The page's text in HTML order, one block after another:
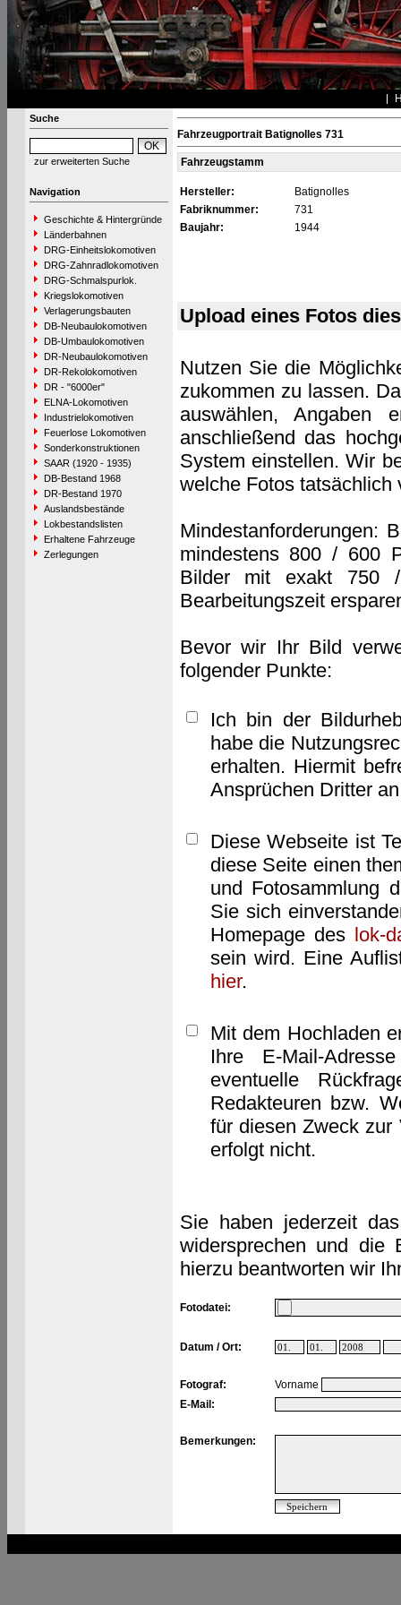
Suche
zur erweiterten Suche
Navigation
Geschichte & Hintergründe
Länderbahnen
DRG-Einheitslokomotiven
DRG-Zahnradlokomotiven
DRG-Schmalspurlok.
Kriegslokomotiven
Verlagerungsbauten
DB-Neubaulokomotiven
DB-Umbaulokomotiven
DR-Neubaulokomotiven
DR-Rekolokomotiven
DR - "6000er"
ELNA-Lokomotiven
Industrielokomotiven
Feuerlose Lokomotiven
Sonderkonstruktionen
SAAR (1920 - 1935)
DB-Bestand 1968
DR-Bestand 1970
Auslandsbestände
Lokbestandslisten
Erhaltene Fahrzeuge
Zerlegungen
Fahrzeugportrait Batignolles 731
Fahrzeugstamm
Hersteller:
Batignolles
Fabriknummer:
731
Baujahr:
1944
Upload eines Fotos
Nutzen Sie die
zukommen zu lassen.
auswählen, Angaben
anschließend das
System einstellen. Wir
welche Fotos tatsächlich
Mindestanforderungen:
mindestens 800 / 600
Bilder mit exakt 750
Bearbeitungszeit
Bevor wir Ihr Bild
folgender Punkte:
Ich bin der
habe die
erhalten. Hiermit
Ansprüchen Dritter
Diese Webseite ist
diese Seite einen
und Fotosammlung
Sie sich
Homepage des lok-
sein wird. Eine
hier.
Mit dem Hochladen
Ihre E-Mail-
eventuelle
Redakteuren bzw.
für diesen Zweck zur
erfolgt nicht.
Sie haben jederzeit
widersprechen und die
hierzu beantworten wir
Fotodatei:
Datum / Ort:
Fotograf:
Vorname
E-Mail:
Bemerkungen: